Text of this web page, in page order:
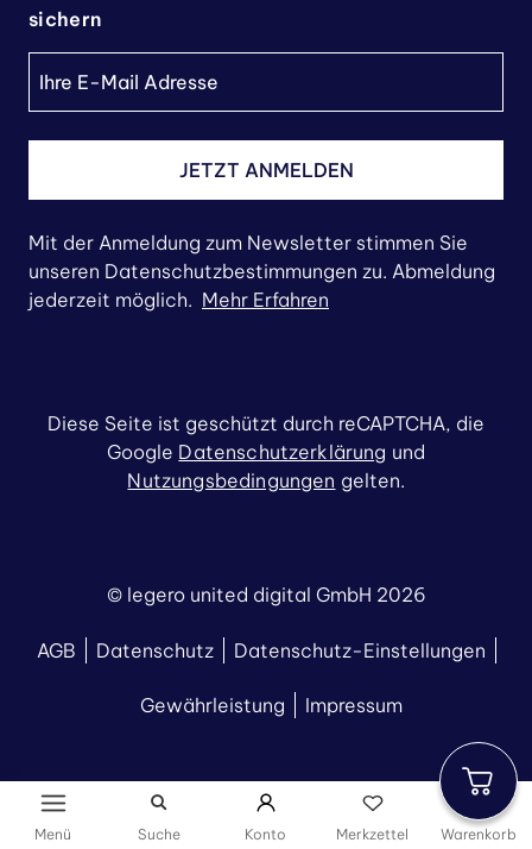
Menü Suche Konto Merkzettel Warenkorb
sichern
JETZT ANMELDEN
Mit der Anmeldung zum Newsletter stimmen Sie
unseren Datenschutzbestimmungen zu. Abmeldung
jederzeit möglich. Mehr Erfahren
© legero united digital GmbH 2026
AGB Datenschutz Datenschutz-Einstellungen
Gewährleistung Impressum
Diese Seite ist geschützt durch reCAPTCHA, die
Google Datenschutzerklärung und
Nutzungsbedingungen gelten.